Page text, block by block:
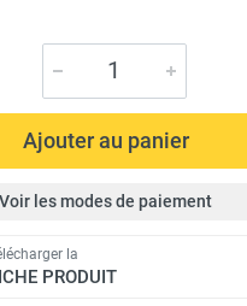
Ajouter au panier
Voir les modes de paiement
la
PRODUIT